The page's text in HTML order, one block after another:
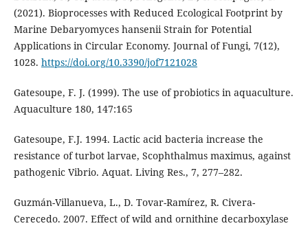
(2021). Bioprocesses with Reduced Ecological Footprint by
Marine Debaryomyces hansenii Strain for Potential
Applications in Circular Economy. Journal of Fungi, 7(12),
1028. https://doi.org/10.3390/jof7121028
Gatesoupe, F. J. (1999). The use of probiotics in aquaculture.
Aquaculture 180, 147:165
Gatesoupe, F.J. 1994. Lactic acid bacteria increase the
resistance of turbot larvae, Scophthalmus maximus, against
pathogenic Vibrio. Aquat. Living Res., 7, 277–282.
Guzmán-Villanueva, L., D. Tovar-Ramírez, R. Civera-
Cerecedo. 2007. Effect of wild and ornithine decarboxylase